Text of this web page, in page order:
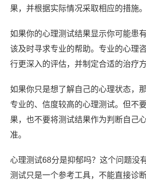
果，并根据实际情况采取相应的措施。
如果你的心理测试结果显示你可能患
该及时寻求专业的帮助。专业的心理
行更深入的评估，并制定合适的治疗方
如果你只是想了解自己的心理状态，
专业的、信度较高的心理测试。但不
果，也不要将测试结果作为判断自己
准。
心理测试68分是抑郁吗？这个问题没
测试只是一个参考工具，不能直接诊